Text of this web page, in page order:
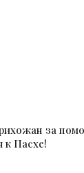
за
к Пасхе!